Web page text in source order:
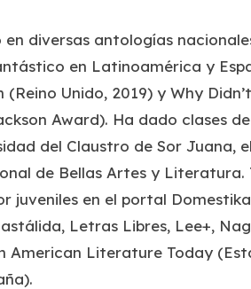
en diversas antologías
en Latinoamérica y
(Reino Unido, 2019) y Why
Award). Ha dado clases
del Claustro de Sor Juana,
de Bellas Artes y
juveniles en el portal
, Letras Libres, Lee+,
American Literature Today